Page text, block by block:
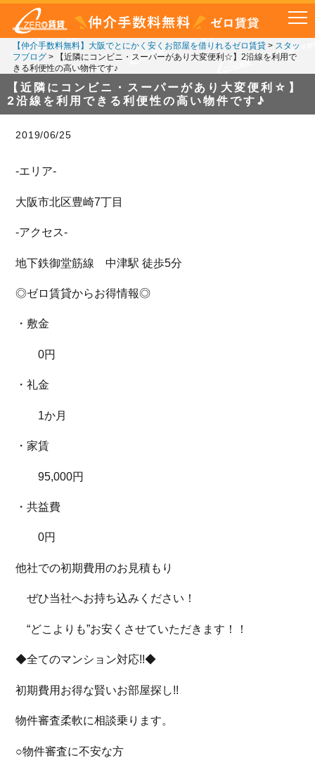
【仲介手数料無料】大阪でとにかく安くお部屋を借りれるゼロ賃貸> スタッ
フブログ>
【近隣にコンビニ・スーパーがあり大変便利☆】2沿線を利用で
きる利便性の高い物件です♪
【近隣にコンビニ・スーパーがあり大変便利☆】
2沿線を利用できる利便性の高い物件です♪
2019/06/25
-エリア-
大阪市北区豊崎7丁目
-アクセス-
地下鉄御堂筋線 中津駅 徒歩5分
◎ゼロ賃貸からお得情報◎
・敷金
0円
・礼金
1か月
・家賃
95,000円
・共益費
0円
他社での初期費用のお見積もり
ぜひ当社へお持ち込みください！
“どこよりも”お安くさせていただきます！！
◆全てのマンション対応!!◆
初期費用お得な賢いお部屋探し!!
物件審査柔軟に相談乗ります。
○物件審査に不安な方